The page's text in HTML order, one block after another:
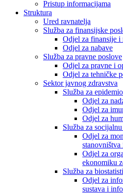
Pristup informacijama
Struktura
Ured ravnatelja
Služba za finansijske
Odjel za finansije i
Odjel za nabave
Služba za pravne poslove
Odjel za pravne i
Odjel za tehničke
Sektor javnog zdravstva
Služba za
Odjel za
Odjel za
Odjel za
Služba za
Odjel za
stanovništva
Odjel za
ekonomiku
Služba za
Odjel za
sustava i